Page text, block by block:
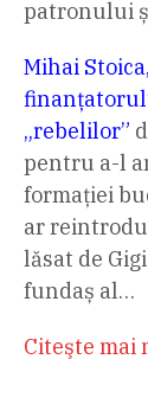
patronului
Mihai
„rebelilor”
pentru a-l
formației
ar
lăsat de
fundaș al…
Citeşte mai